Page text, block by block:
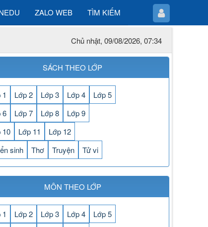
ZALO WEB TÌM KIẾM
Chủ nhật, 09/08/2026, 07:34
SÁCH THEO LỚP
1 Lớp 2 Lớp 3 Lớp 4
Lớp 5
6
Lớp 7 Lớp 8
Lớp 9
10
Lớp 11
Lớp 12
sinh
Thơ Truyện Tử vi
MÔN THEO LỚP
1 Lớp 2 Lớp 3 Lớp 4
Lớp 5